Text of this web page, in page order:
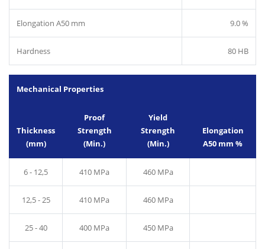
Elongation A50 mm 9.0 %
Hardness 80 HB
Mechanical Properties
Thickness
(mm)
Proof
Strength
(Min.)
Yield
Strength
(Min.)
Elongation
A50 mm %
6 - 12,5 410 MPa 460 MPa
12,5 - 25 410 MPa 460 MPa
25 - 40 400 MPa 450 MPa